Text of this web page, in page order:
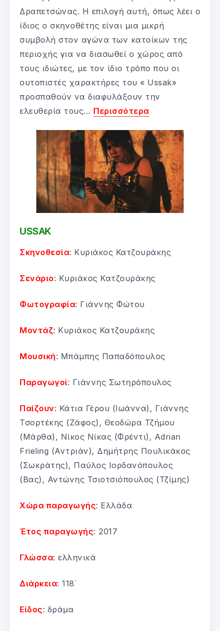
Δραπετσώνας. Η επιλογή αυτή, όπως λέει ο
ίδιος ο σκηνοθέτης είναι μια μικρή
συμβολή στον αγώνα των κατοίκων της
περιοχής για να διασωθεί ο χώρος από
τους ιδιώτες, με τον ίδιο τρόπο που οι
ουτοπιστές χαρακτήρες του « Ussak»
προσπαθούν να διαφυλάξουν την
ελευθερία τους… Περισσότερα
USSAK
Σκηνοθεσία: Κυριάκος Κατζουράκης
Σενάριο: Κυριάκος Κατζουράκης
Φωτογραφία: Γιάννης Φώτου
Μοντάζ: Κυριάκος Κατζουράκης
Μουσική: Μπάμπης Παπαδόπουλος
Παραγωγοί: Γιάννης Σωτηρόπουλος
Παίζουν: Κάτια Γέρου (Ιωάννα), Γιάννης
Τσορτέκης (Ζάφος), Θεοδώρα Τζήμου
(Μάρθα), Νίκος Νίκας (Φρέντι), Adrian
Frieling (Αντριάν), Δημήτρης Πουλικάκος
(Σωκράτης), Παύλος Ιορδανόπουλος
(Βας), Αντώνης Τσιοτσιόπουλος (Τζίμης)
Χώρα παραγωγής: Ελλάδα
Έτος παραγωγής: 2017
Γλώσσα: ελληνικά
Διάρκεια: 118΄
Είδος: δράμα